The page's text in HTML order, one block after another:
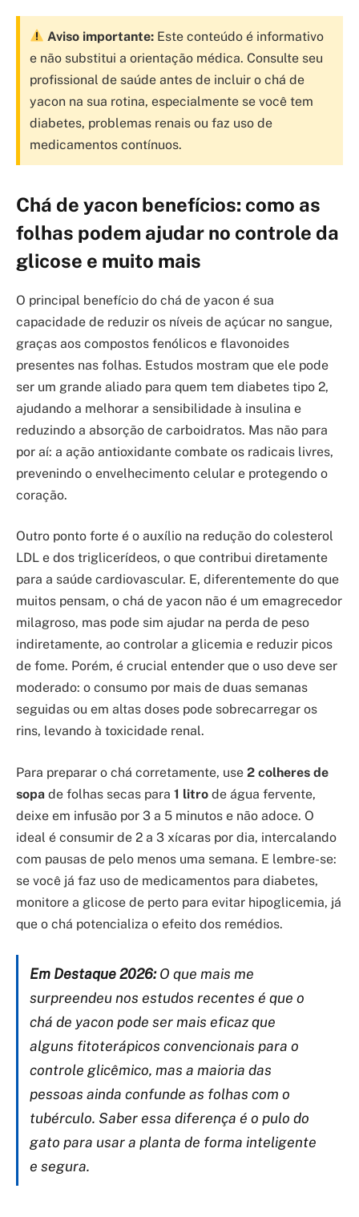
Aviso importante: Este conteúdo é informativo
e não substitui a orientação médica. Consulte seu
profissional de saúde antes de incluir o chá de
yacon na sua rotina, especialmente se você tem
diabetes, problemas renais ou faz uso de
medicamentos contínuos.
Chá de yacon benefícios: como as
folhas podem ajudar no controle da
glicose e muito mais
O principal benefício do chá de yacon é sua
capacidade de reduzir os níveis de açúcar no sangue,
graças aos compostos fenólicos e flavonoides
presentes nas folhas. Estudos mostram que ele pode
ser um grande aliado para quem tem diabetes tipo 2,
ajudando a melhorar a sensibilidade à insulina e
reduzindo a absorção de carboidratos. Mas não para
por aí: a ação antioxidante combate os radicais livres,
prevenindo o envelhecimento celular e protegendo o
coração.
Outro ponto forte é o auxílio na redução do colesterol
LDL e dos triglicerídeos, o que contribui diretamente
para a saúde cardiovascular. E, diferentemente do que
muitos pensam, o chá de yacon não é um emagrecedor
milagroso, mas pode sim ajudar na perda de peso
indiretamente, ao controlar a glicemia e reduzir picos
de fome. Porém, é crucial entender que o uso deve ser
moderado: o consumo por mais de duas semanas
seguidas ou em altas doses pode sobrecarregar os
rins, levando à toxicidade renal.
Para preparar o chá corretamente, use 2 colheres de
sopa de folhas secas para 1 litro de água fervente,
deixe em infusão por 3 a 5 minutos e não adoce. O
ideal é consumir de 2 a 3 xícaras por dia, intercalando
com pausas de pelo menos uma semana. E lembre-se:
se você já faz uso de medicamentos para diabetes,
monitore a glicose de perto para evitar hipoglicemia, já
que o chá potencializa o efeito dos remédios.
Em Destaque 2026:O que mais me
surpreendeu nos estudos recentes é que o
chá de yacon pode ser mais eficaz que
alguns fitoterápicos convencionais para o
controle glicêmico, mas a maioria das
pessoas ainda confunde as folhas com o
tubérculo. Saber essa diferença é o pulo do
gato para usar a planta de forma inteligente
e segura.